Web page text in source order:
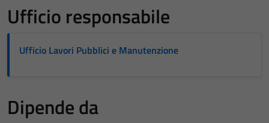
Ufficio responsabile
Ufficio Lavori Pubblici e Manutenzione
Dipende da